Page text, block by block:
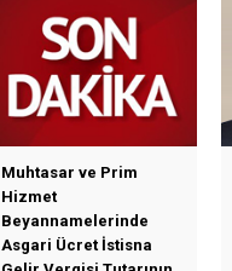
Muhtasar ve Prim
Hizmet
Beyannamelerinde
Asgari Ücret İstisna